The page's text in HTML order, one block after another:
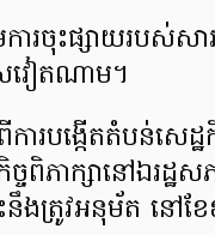
ារចុះ​ផ្សាយ​របស់​សា
វៀតណាម។
ពី​ការ​បង្កើត​តំបន់​សេ
ច​ពិភាក្សា​នៅ​ឯ​រដ្ឋ
នឹងត្រូវ​អនុម័ត​ នៅ​ខ